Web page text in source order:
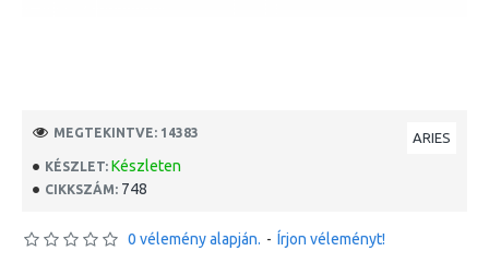
KÉSZLET: Készleten
CIKKSZÁM: 748
ARIES
MEGTEKINTVE: 14383
0 vélemény alapján. - Írjon véleményt!